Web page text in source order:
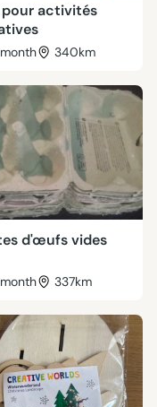
activités
month 340km
d'œufs vides
month 337km